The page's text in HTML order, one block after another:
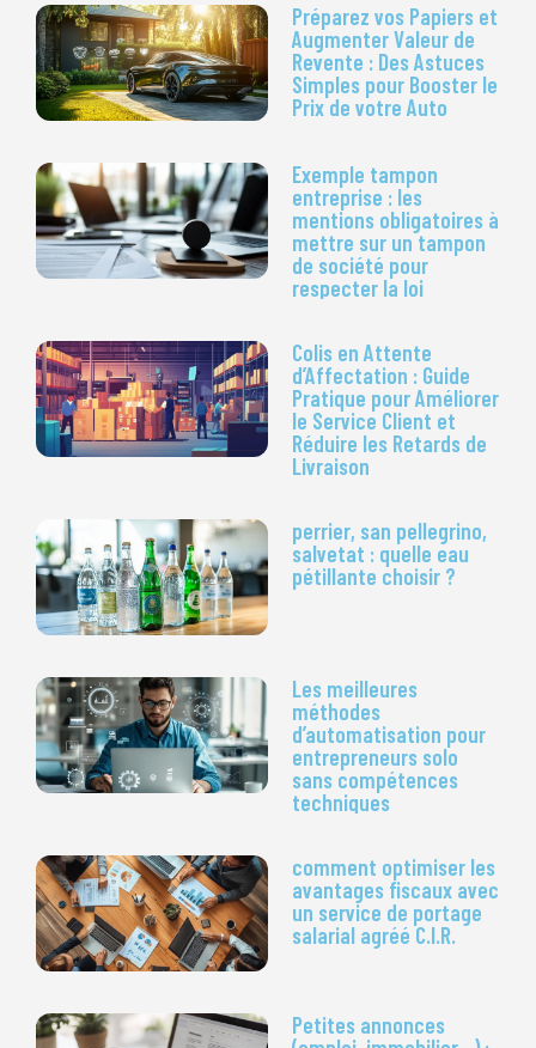
Préparez vos Papiers et
Augmenter Valeur de
Revente : Des Astuces
Simples pour Booster le
Prix de votre Auto
Exemple tampon
entreprise : les
mentions obligatoires à
mettre sur un tampon
de société pour
respecter la loi
Colis en Attente
d’Affectation : Guide
Pratique pour Améliorer
le Service Client et
Réduire les Retards de
Livraison
perrier, san pellegrino,
salvetat : quelle eau
pétillante choisir ?
Les meilleures
méthodes
d’automatisation pour
entrepreneurs solo
sans compétences
techniques
comment optimiser les
avantages fiscaux avec
un service de portage
salarial agréé C.I.R.
Petites annonces